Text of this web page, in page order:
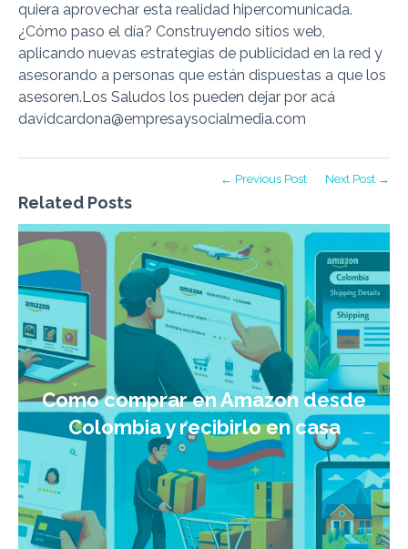
quiera aprovechar esta realidad hipercomunicada.
¿Cómo paso el día? Construyendo sitios web,
aplicando nuevas estrategias de publicidad en la red y
asesorando a personas que están dispuestas a que los
asesoren.Los Saludos los pueden dejar por acá
davidcardona@empresaysocialmedia.com
Related Posts
← Previous Post Next Post →
Como comprar en Amazon desde
Colombia y recibirlo en casa